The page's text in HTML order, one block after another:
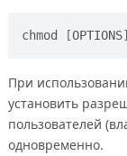
chmod [OPTIONS]
При
установить
пользователей
одновременно.